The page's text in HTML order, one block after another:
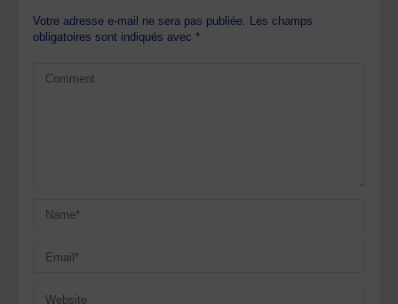
Votre adresse e-mail ne sera pas publiée. Les champs
obligatoires sont indiqués avec*